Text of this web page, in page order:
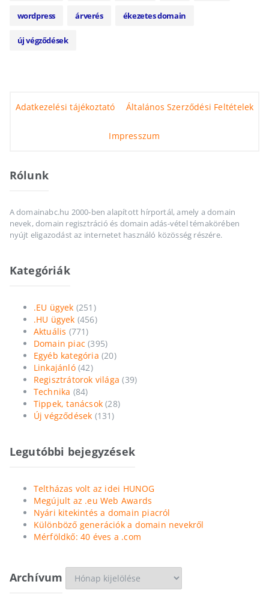
wordpress árverés ékezetes domain
új végződések
Adatkezelési tájékoztató Általános Szerződési Feltételek
Impresszum
Rólunk
A domainabc.hu 2000-ben alapított hírportál, amely a domain
nevek, domain regisztráció és domain adás-vétel témakörében
nyújt eligazodást az internetet használó közösség részére.
Kategóriák
.EU ügyek (251)
.HU ügyek (456)
Aktuális (771)
Domain piac (395)
Egyéb kategória (20)
Linkajánló(42)
Regisztrátorok világa (39)
Technika (84)
Tippek, tanácsok (28)
Új végződések (131)
Legutóbbi bejegyzések
Teltházas volt az idei HUNOG
Megújult az .eu Web Awards
Nyári kitekintés a domain piacról
Különböző generációk a domain nevekről
Mérföldkő: 40 éves a .com
Archívum